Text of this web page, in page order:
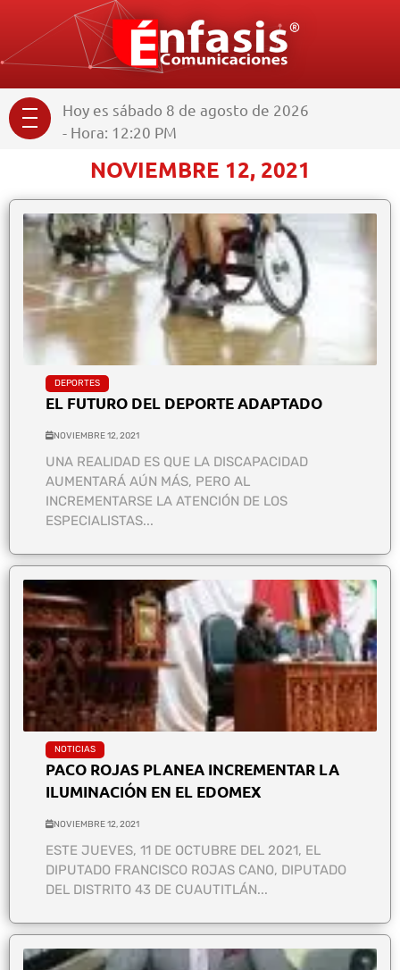
Hoy es sábado 8 de agosto de 2026
- Hora: 12:20 PM
NOVIEMBRE 12, 2021
DEPORTES
EL FUTURO DEL DEPORTE ADAPTADO
NOVIEMBRE 12, 2021
UNA REALIDAD ES QUE LA DISCAPACIDAD
AUMENTARÁ AÚN MÁS, PERO AL
INCREMENTARSE LA ATENCIÓN DE LOS
ESPECIALISTAS...
NOTICIAS
PACO ROJAS PLANEA INCREMENTAR LA
ILUMINACIÓN EN EL EDOMEX
NOVIEMBRE 12, 2021
ESTE JUEVES, 11 DE OCTUBRE DEL 2021, EL
DIPUTADO FRANCISCO ROJAS CANO, DIPUTADO
DEL DISTRITO 43 DE CUAUTITLÁN...